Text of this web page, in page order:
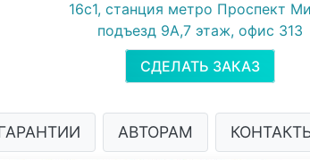
16с1, станция метро Проспект
подъезд 9А,7 этаж, офис 313
СДЕЛАТЬ ЗАКАЗ
АВТОРАМ